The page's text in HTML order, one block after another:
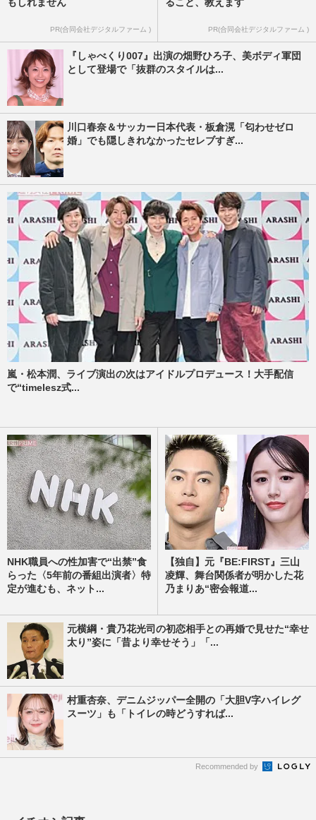
もしれません
PR(合同会社デジタルファーム )
ること、教えます
PR(合同会社デジタルファーム )
『しゃべくり007』出演の畑野ひろ子、美ボディ軍団
として登場で「抜群のスタイルは...
川口春奈＆サッカー日本代表・板倉滉「匂わせゼロ
婚」でも隠しきれなかったセレブすぎ...
嵐・松本潤、ライブ演出の次はアイドルプロデュース！大手配信
で“timelesz式...
NHK職員への性加害で“出禁”食
らった〈5年前の番組出演者〉特
定が進むも、ネット...
【独自】元『BE:FIRST』三山
凌輝、舞台関係者が明かした花
乃まりあ“密会報道...
元横綱・貴乃花光司の初恋相手との再婚で見せた“幸せ
太り”姿に「昔より幸せそう」「...
村重杏奈、デニムジッパー全開の「大胆V字ハイレグ
スーツ」も「トイレの時どうすれば...
Recommended by